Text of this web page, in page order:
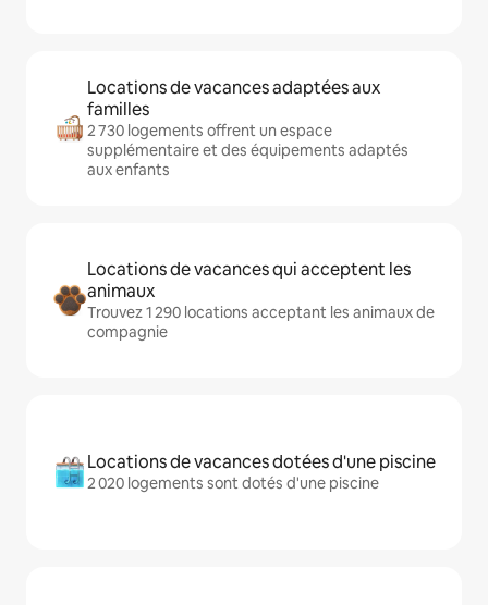
Locations de vacances adaptées aux
familles
2 730 logements offrent un espace
supplémentaire et des équipements adaptés
aux enfants
Locations de vacances qui acceptent les
animaux
Trouvez 1 290 locations acceptant les animaux de
compagnie
Locations de vacances dotées d'une piscine
2 020 logements sont dotés d'une piscine